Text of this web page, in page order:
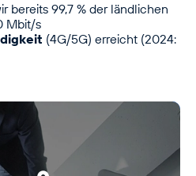
bereits 99,7 % der ländlichen
Mbit/s
(4G/5G) erreicht (2024: